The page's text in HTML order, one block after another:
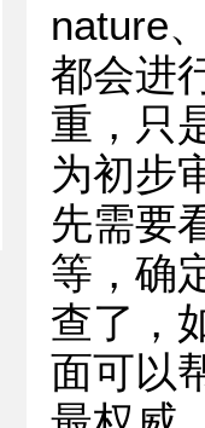
nature
都会进
重，只
为初步
先需要
等，确
查了，
面可以